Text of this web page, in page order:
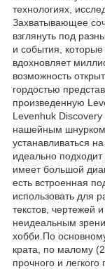
технологиях,
Захватывающее
взглянуть под
и события,
вдохновляет
возможность
гордостью
произведенную
Levenhuk
нашейным
устанавливаться
идеально
имеет большой
есть встроенная
использовать для
текстов, чертежей
неидеальным
хобби.По
крата, по малому
прочного и легкого